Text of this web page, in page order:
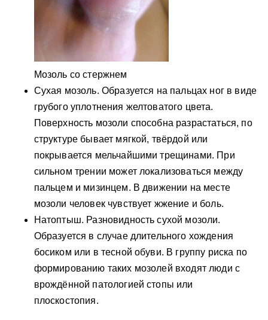
Мозоль со стержнем
Сухая мозоль. Образуется на пальцах ног в виде
грубого уплотнения желтоватого цвета.
Поверхность мозоли способна разрастаться, по
структуре бывает мягкой, твёрдой или
покрывается мельчайшими трещинами. При
сильном трении может локализоваться между
пальцем и мизинцем. В движении на месте
мозоли человек чувствует жжение и боль.
Натоптыш. Разновидность сухой мозоли.
Образуется в случае длительного хождения
босиком или в тесной обуви. В группу риска по
формированию таких мозолей входят люди с
врождённой патологией стопы или
плоскостопия.